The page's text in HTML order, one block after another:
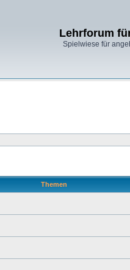
Lehrforum
Spielwiese für
Themen